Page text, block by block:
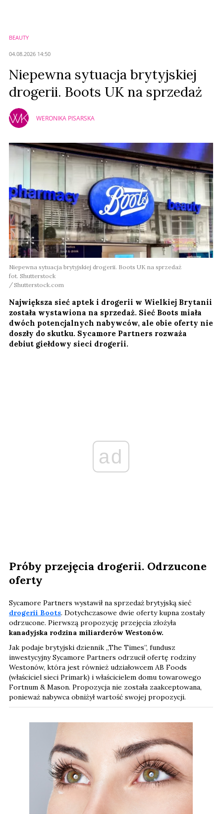
BEAUTY
04.08.2026 14:50
Niepewna sytuacja brytyjskiej
drogerii. Boots UK na sprzedaż
WERONIKA PISARSKA
Niepewna sytuacja brytyjskiej drogerii. Boots UK na sprzedaż
fot. Shutterstock
Shutterstock.com
Największa sieć aptek i drogerii w Wielkiej Brytanii
została wystawiona na sprzedaż. Sieć Boots miała
dwóch potencjalnych nabywców, ale obie oferty nie
doszły do skutku. Sycamore Partners rozważa
debiut giełdowy sieci drogerii.
ad
Próby przejęcia drogerii. Odrzucone
oferty
Sycamore Partners wystawił na sprzedaż brytyjską sieć
drogerii Boots. Dotychczasowe dwie oferty kupna zostały
odrzucone. Pierwszą propozycję przejęcia złożyła
kanadyjska rodzina miliarderów Westonów.
Jak podaje brytyjski dziennik „The Times”, fundusz
inwestycyjny Sycamore Partners odrzucił ofertę rodziny
Westonów, która jest również udziałowcem AB Foods
(właściciel sieci Primark) i właścicielem domu towarowego
Fortnum & Mason. Propozycja nie została zaakceptowana,
ponieważ nabywca obniżył wartość swojej propozycji.